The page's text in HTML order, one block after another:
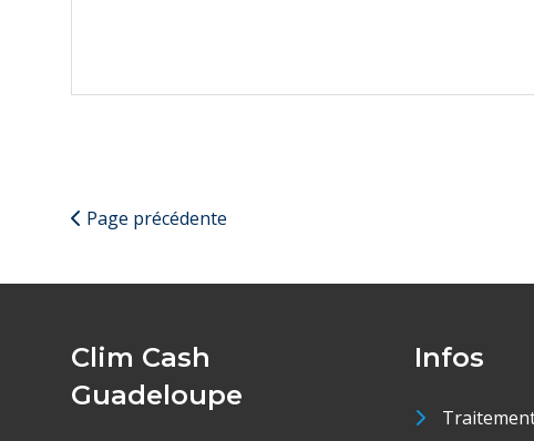
Page précédente
Clim Cash
Guadeloupe
Infos